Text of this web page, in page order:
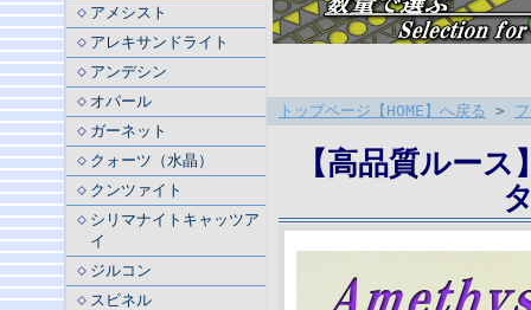
アメシスト
アレキサンドライト
アンデシン
オパール
ガーネット
クォーツ（水晶）
クンツァイト
シリマナイトキャッツア
イ
ジルコン
スピネル
トップページ【HOME】へ戻る >
【高品質ル